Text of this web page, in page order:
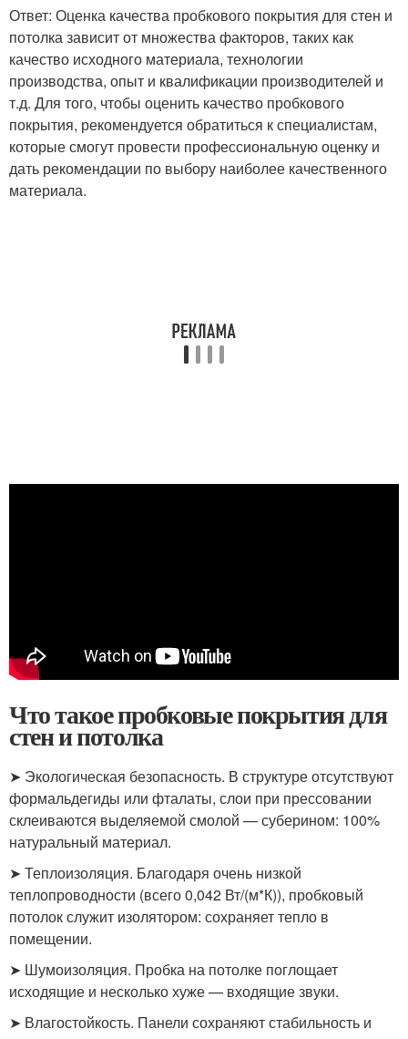
Ответ: Оценка качества пробкового покрытия для стен и
потолка зависит от множества факторов, таких как
качество исходного материала, технологии
производства, опыт и квалификации производителей и
т.д. Для того, чтобы оценить качество пробкового
покрытия, рекомендуется обратиться к специалистам,
которые смогут провести профессиональную оценку и
дать рекомендации по выбору наиболее качественного
материала.
Что такое пробковые покрытия для
стен и потолка
➤ Экологическая безопасность. В структуре отсутствуют
формальдегиды или фталаты, слои при прессовании
склеиваются выделяемой смолой — суберином: 100%
натуральный материал.
➤ Теплоизоляция. Благодаря очень низкой
теплопроводности (всего 0,042 Вт/(м*К)), пробковый
потолок служит изолятором: сохраняет тепло в
помещении.
➤ Шумоизоляция. Пробка на потолке поглощает
исходящие и несколько хуже — входящие звуки.
➤ Влагостойкость. Панели сохраняют стабильность и